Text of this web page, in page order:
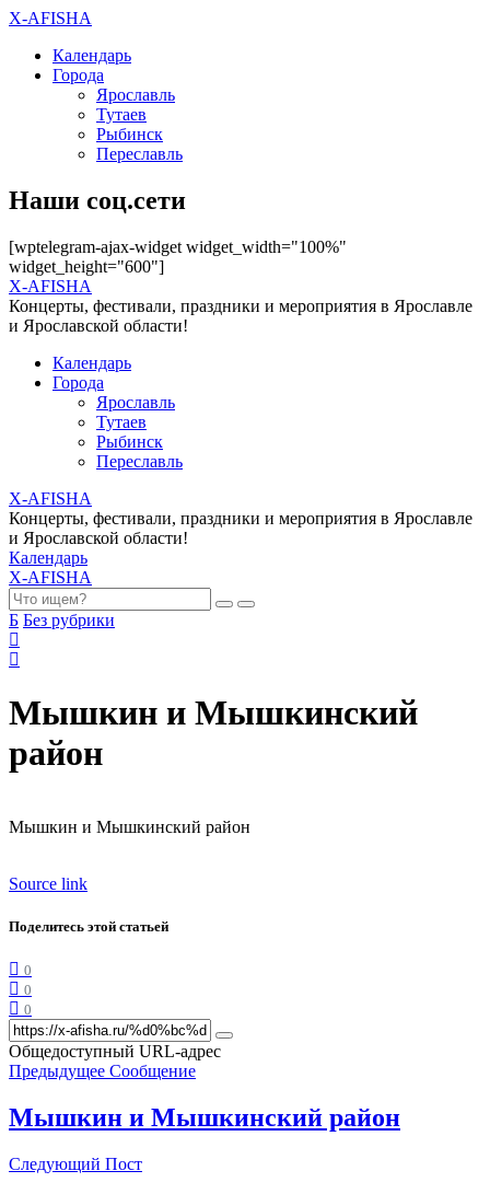
X-AFISHA
Календарь
Города
Ярославль
Тутаев
Рыбинск
Переславль
Наши соц.сети
[wptelegram-ajax-widget widget_width="100%"
widget_height="600"]
X-AFISHA
Концерты, фестивали, праздники и мероприятия в Ярославле
и Ярославской области!
Календарь
Города
Ярославль
Тутаев
Рыбинск
Переславль
X-AFISHA
Концерты, фестивали, праздники и мероприятия в Ярославле
и Ярославской области!
Календарь
X-AFISHA
Б Без рубрики
Мышкин и Мышкинский
район
Мышкин и Мышкинский район
Source link
Поделитесь этой статьей
0
0
0
Общедоступный URL-адрес
Предыдущее Сообщение
Мышкин и Мышкинский район
Следующий Пост